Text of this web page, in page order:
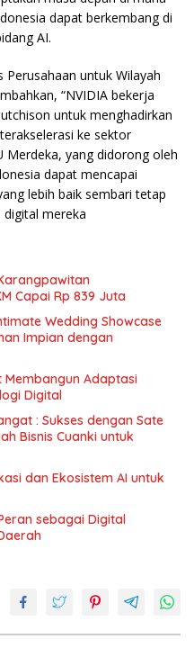
dapat berkembang di
AI.
Perusahaan untuk Wilayah
“NVIDIA bekerja
untuk menghadirkan
ke sektor
Merdeka, yang didorong oleh
dapat mencapai
lebih baik sembari tetap
mereka
Capai Rp 839 Juta
Wedding Showcase
Impian dengan
Membangun Adaptasi
Digital
: Sukses dengan Sate
Bisnis Cuanki untuk
dan Ekosistem AI untuk
sebagai Digital